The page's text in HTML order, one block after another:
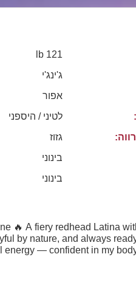
121 lb
ג'ינג'י
אפור
לטיני / היספני
גזוז
בינוני
בינוני
🔥 A fiery redhead Latina
by nature, and always
energy — confident in my